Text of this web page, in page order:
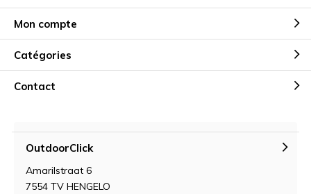
Mon compte
Catégories
Contact
OutdoorClick
Amarilstraat 6
7554 TV HENGELO